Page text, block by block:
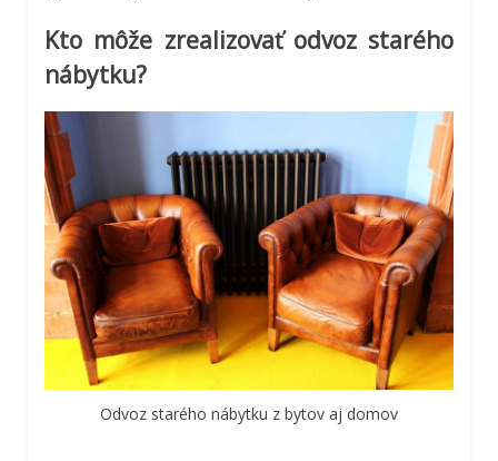
Kto môže zrealizovať odvoz starého
nábytku?
Odvoz starého nábytku z bytov aj domov